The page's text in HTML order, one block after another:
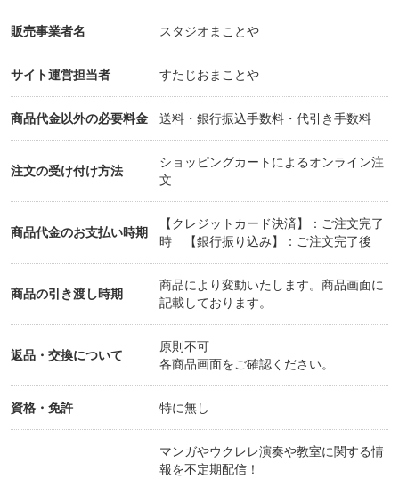
販売事業者名 スタジオまことや
サイト運営担当者 すたじおまことや
商品代金以外の必要料金 送料・銀行振込手数料・代引き手数料
注文の受け付け方法
ショッピングカートによるオンライン注
文
商品代金のお支払い時期
【クレジットカード決済】：ご注文完了
時 【銀行振り込み】：ご注文完了後
商品の引き渡し時期
商品により変動いたします。商品画面に
記載しております。
返品・交換について
原則不可
各商品画面をご確認ください。
資格・免許 特に無し
マンガやウクレレ演奏や教室に関する情
報を不定期配信！